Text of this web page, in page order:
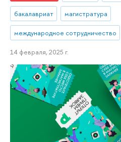
бакалавриат магистратура
международное сотрудничество
14 февраля, 2025 г.